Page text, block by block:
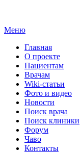
Меню
Главная
О проекте
Пациентам
Врачам
Wiki-статьи
Фото и видео
Новости
Поиск врача
Поиск клиники
Форум
Чаво
Контакты